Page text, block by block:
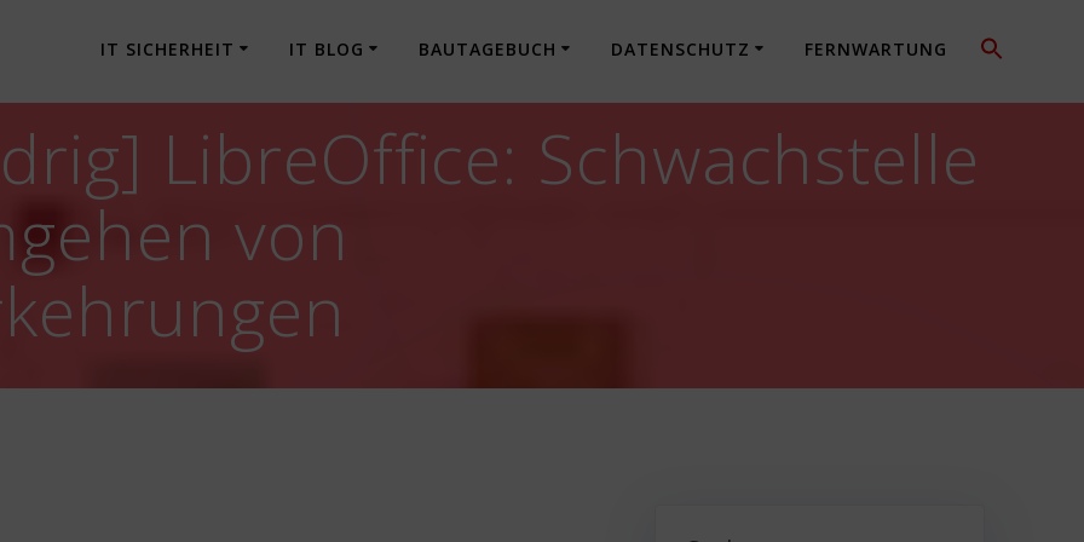
IT SICHERHEIT IT BLOG BAUTAGEBUCH DATENSCHUTZ FERNWARTUNG
LibreOffice: Schwachstelle
von